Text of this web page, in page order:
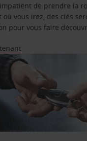
de prendre la
vous irez, des clés
pour vous faire